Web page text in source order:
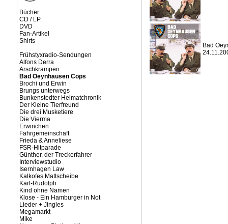
Bücher
CD / LP
DVD
Fan-Artikel
Shirts
Frühstyxradio-Sendungen
Alfons Derra
Arschkrampen
Bad Oeynhausen Cops
Brochi und Erwin
Brungs unterwegs
Bunkenstedter Heimatchronik
Der Kleine Tierfreund
Die drei Musketiere
Die Vierma
Erwinchen
Fahrgemeinschaft
Frieda & Anneliese
FSR-Hitparade
Günther, der Treckerfahrer
Interviewstudio
Isernhagen Law
Kalkofes Mattscheibe
Karl-Rudolph
Kind ohne Namen
Klose - Ein Hamburger in Not
Lieder + Jingles
Megamarkt
Mike
Bad